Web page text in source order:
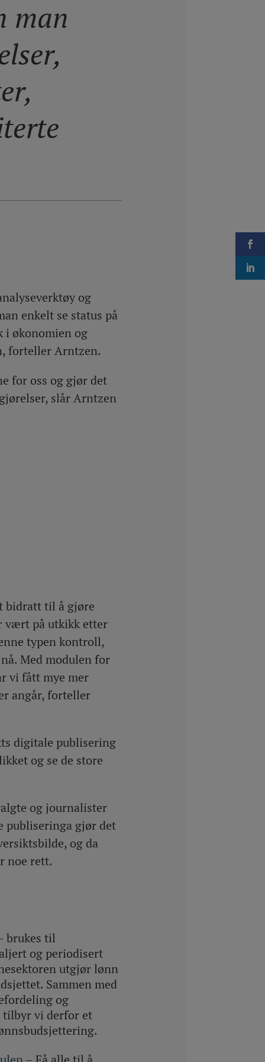
man
og
enkelt se status på
i økonomien og
forteller Arntzen.
for oss og gjør det
slår Arntzen
bidratt til å gjøre
vært på utkikk etter
typen kontroll,
Med modulen for
vi fått mye mer
angår, forteller
digitale publisering
og se de store
og journalister
publiseringa gjør det
og da
noe rett.
brukes til
og periodisert
utgjør lønn
Sammen med
og
vi derfor et